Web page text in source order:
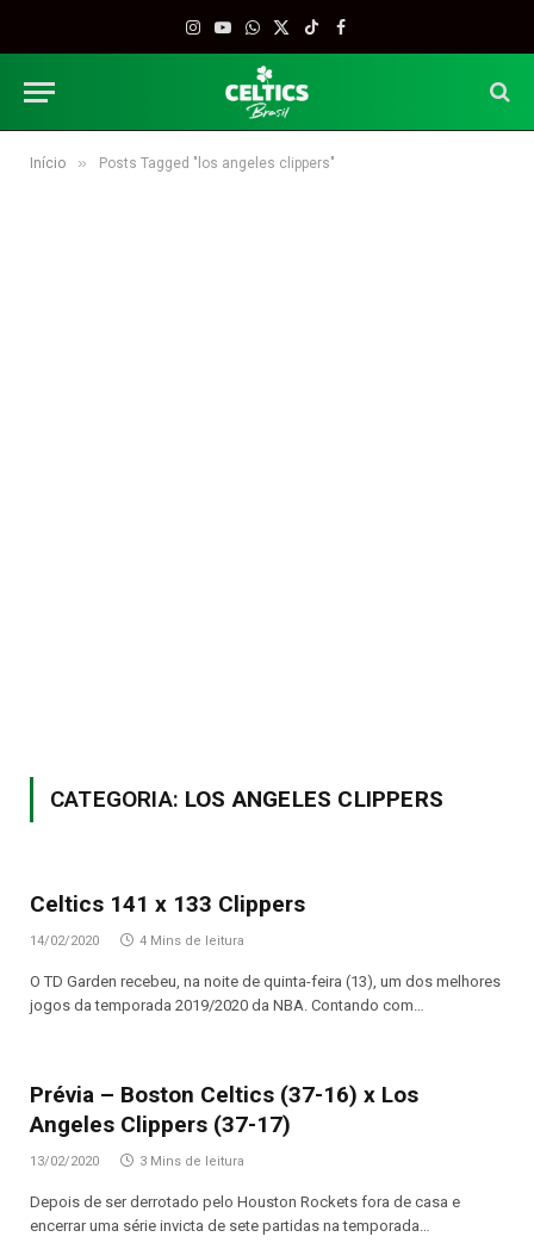
Instagram
YouTube
WhatsApp
X
TikTokFacebook
Início » Posts Tagged "los angeles clippers"
CATEGORIA: LOS ANGELES CLIPPERS
Celtics 141 x 133 Clippers
14/02/2020 4 Mins de leitura
O TD Garden recebeu, na noite de quinta-feira (13), um dos melhores
jogos da temporada 2019/2020 da NBA. Contando com…
Prévia – Boston Celtics (37-16) x Los
Angeles Clippers (37-17)
13/02/2020 3 Mins de leitura
Depois de ser derrotado pelo Houston Rockets fora de casa e
encerrar uma série invicta de sete partidas na temporada…